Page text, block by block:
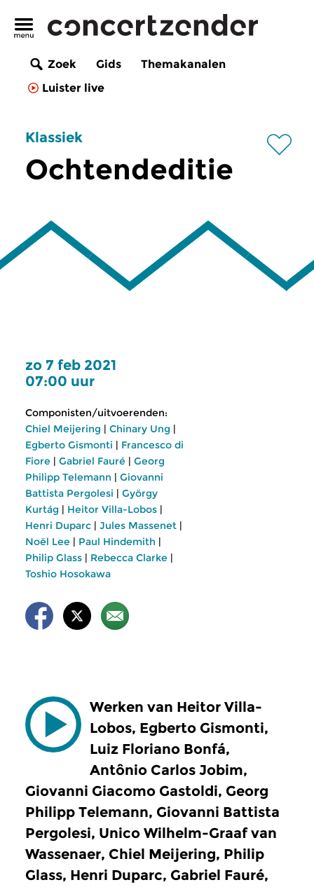
Zoek Gids
Themakanalen
Luister live
Klassiek
Ochtendeditie
zo 7 feb 2021
07:00 uur
Componisten/uitvoerenden:
Chiel Meijering | Chinary Ung |
Egberto Gismonti | Francesco di
Fiore | Gabriel Fauré | Georg
Philipp Telemann | Giovanni
Battista Pergolesi | György
Kurtág | Heitor Villa-Lobos |
Henri Duparc | Jules Massenet |
Noël Lee | Paul Hindemith |
Philip Glass | Rebecca Clarke |
Toshio Hosokawa
Werken van Heitor Villa-
Lobos, Egberto Gismonti,
Luiz Floriano Bonfá,
Antônio Carlos Jobim,
Giovanni Giacomo Gastoldi, Georg
Philipp Telemann, Giovanni Battista
Pergolesi, Unico Wilhelm-Graaf van
Wassenaer, Chiel Meijering, Philip
Glass, Henri Duparc, Gabriel Fauré,